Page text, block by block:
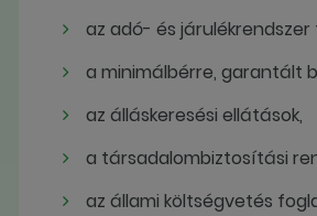
az adó- és
a minimálbérre, garantált
az álláskeresési ellátások,
a társadalombiztosítási
az állami költségvetés